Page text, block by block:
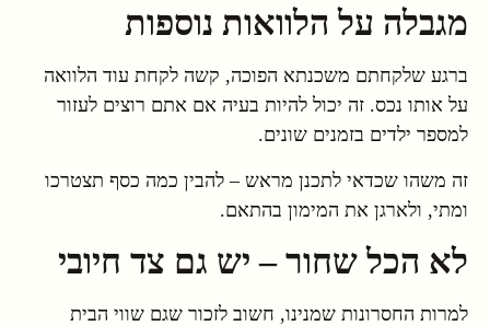
מגבלה על הלוואות נוספות
ברגע שלקחתם משכנתא הפוכה, קשה לקחת עוד הלוואה
על אותו נכס. זה יכול להיות בעיה אם אתם רוצים לעזור
למספר ילדים בזמנים שונים.
זה משהו שכדאי לתכנן מראש – להבין כמה כסף תצטרכו
ומתי, ולארגן את המימון בהתאם.
לא הכל שחור – יש גם צד חיובי
למרות החסרונות שמנינו, חשוב לזכור שגם שווי הבית